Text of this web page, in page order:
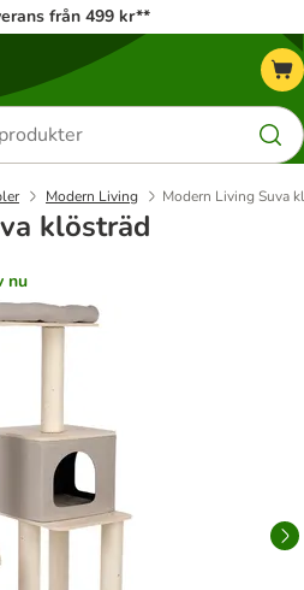
från 499 kr**
Modern Living Modern Living Suva
klösträd
nu